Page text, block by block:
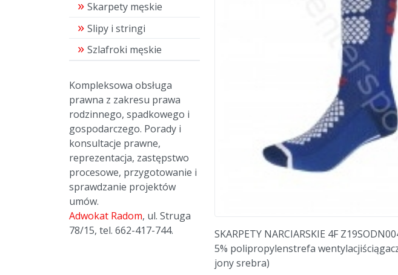
Skarpety męskie
Slipy i stringi
Szlafroki męskie
Kompleksowa obsługa
prawna z zakresu prawa
rodzinnego, spadkowego i
gospodarczego. Porady i
konsultacje prawne,
reprezentacja, zastępstwo
procesowe, przygotowanie i
sprawdzanie projektów
umów.
Adwokat Radom, ul. Struga
78/15, tel. 662-417-744.
SKARPETY NARCIARSKIE 4F
5% polipropylenstrefa
jony srebra)